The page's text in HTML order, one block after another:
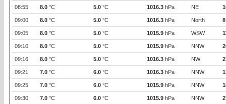
08:55 8.0 °C 5.0 °C 1016.3 hPa NE
09:00 8.0 °C 5.0 °C 1016.3 hPa North 8
09:05 8.0 °C 5.0 °C 1015.9 hPa WSW
09:10 8.0 °C 5.0 °C 1015.9 hPa NNW
09:16 8.0 °C 5.0 °C 1016.3 hPa NW
09:21 7.0 °C 6.0 °C 1016.3 hPa NNW
09:25 7.0 °C 6.0 °C 1015.9 hPa NNW
09:30 7.0 °C 6.0 °C 1015.9 hPa NNW